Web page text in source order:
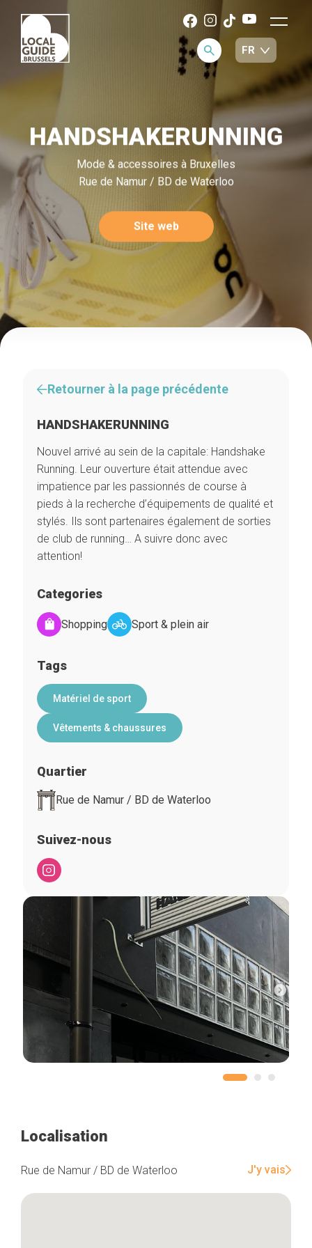
HANDSHAKERUNNING
Mode & accessoires à Bruxelles
Rue de Namur / BD de Waterloo
Site web
Retourner à la page précédente
HANDSHAKERUNNING
Nouvel arrivé au sein de la capitale: Handshake
Running. Leur ouverture était attendue avec
impatience par les passionnés de course à
pieds à la recherche d’équipements de qualité et
stylés. Ils sont partenaires également de sorties
de club de running… A suivre donc avec
attention!
Categories
Shopping Sport & plein air
Tags
Matériel de sport
Vêtements & chaussures
Quartier
Rue de Namur / BD de Waterloo
Suivez-nous
Localisation
Rue de Namur / BD de Waterloo J'y vais